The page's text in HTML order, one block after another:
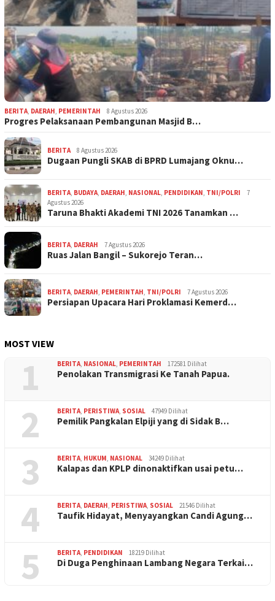
BERITA DAERAH PEMERINTAH 8 Agustus 2026
Progres Pelaksanaan Pembangunan Masjid B…
BERITA 8 Agustus 2026
Dugaan Pungli SKAB di BPRD Lumajang Oknu…
BERITA BUDAYA DAERAH NASIONAL PENDIDIKAN TNI/POLRI
7
Agustus 2026
Taruna Bhakti Akademi TNI 2026 Tanamkan …
BERITA DAERAH 7 Agustus 2026
Ruas Jalan Bangil – Sukorejo Teran…
BERITA DAERAH PEMERINTAH TNI/POLRI 7 Agustus 2026
Persiapan Upacara Hari Proklamasi Kemerd…
MOST VIEW
1 BERITA NASIONAL PEMERINTAH 172581 Dilihat
Penolakan Transmigrasi Ke Tanah Papua.
2 BERITA PERISTIWA SOSIAL 47949 Dilihat
Pemilik Pangkalan Elpiji yang di Sidak B…
3 BERITA HUKUM NASIONAL 34249 Dilihat
Kalapas dan KPLP dinonaktifkan usai petu…
4 BERITA DAERAH PERISTIWA SOSIAL 21546 Dilihat
Taufik Hidayat, Menyayangkan Candi Agung…
5 BERITA PENDIDIKAN 18219 Dilihat
Di Duga Penghinaan Lambang Negara Terkai…